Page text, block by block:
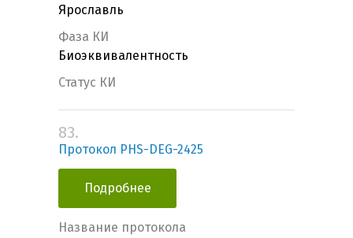
Ярославль
Фаза КИ
Биоэквивалентность
Статус КИ
83.
Протокол PHS-DEG-2425
Подробнее
Название протокола